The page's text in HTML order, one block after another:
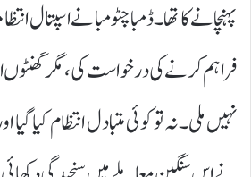
پہنچانے کا تھا۔ ڈمبا چٹومبا نے اسپتال
فراہم کرنے کی درخواست کی، مگر گھنٹوں
نہیں ملی۔ نہ تو کوئی متبادل انتظام کیا